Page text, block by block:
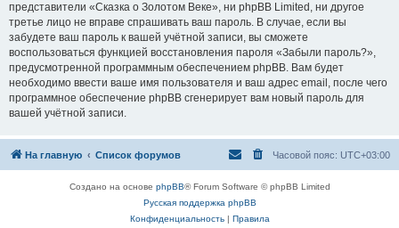
представители «Сказка о Золотом Веке», ни phpBB Limited, ни другое
третье лицо не вправе спрашивать ваш пароль. В случае, если вы
забудете ваш пароль к вашей учётной записи, вы сможете
воспользоваться функцией восстановления пароля «Забыли пароль?»,
предусмотренной программным обеспечением phpBB. Вам будет
необходимо ввести ваше имя пользователя и ваш адрес email, после чего
программное обеспечение phpBB сгенерирует вам новый пароль для
вашей учётной записи.
На главную Список форумов Часовой пояс: UTC+03:00
Создано на основе phpBB® Forum Software © phpBB Limited
Русская поддержка phpBB
Конфиденциальность| Правила